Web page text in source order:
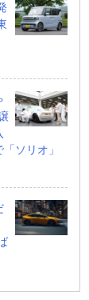
イウェイスタ
円
ソリオ」